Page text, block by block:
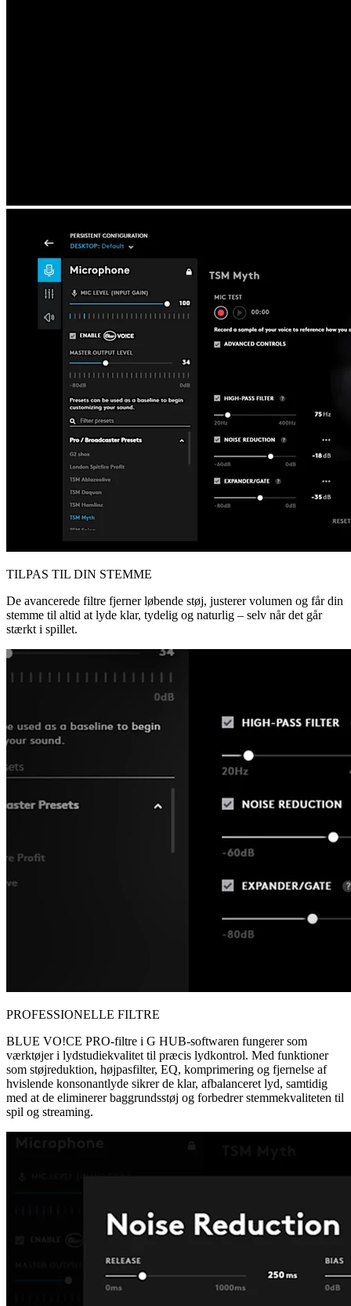
TILPAS TIL DIN STEMME
De avancerede filtre fjerner løbende støj, justerer volumen og får din
stemme til altid at lyde klar, tydelig og naturlig – selv når det går
stærkt i spillet.
PROFESSIONELLE FILTRE
BLUE VO!CE PRO-filtre i G HUB-softwaren fungerer som
værktøjer i lydstudiekvalitet til præcis lydkontrol. Med funktioner
som støjreduktion, højpasfilter, EQ, komprimering og fjernelse af
hvislende konsonantlyde sikrer de klar, afbalanceret lyd, samtidig
med at de eliminerer baggrundsstøj og forbedrer stemmekvaliteten til
spil og streaming.